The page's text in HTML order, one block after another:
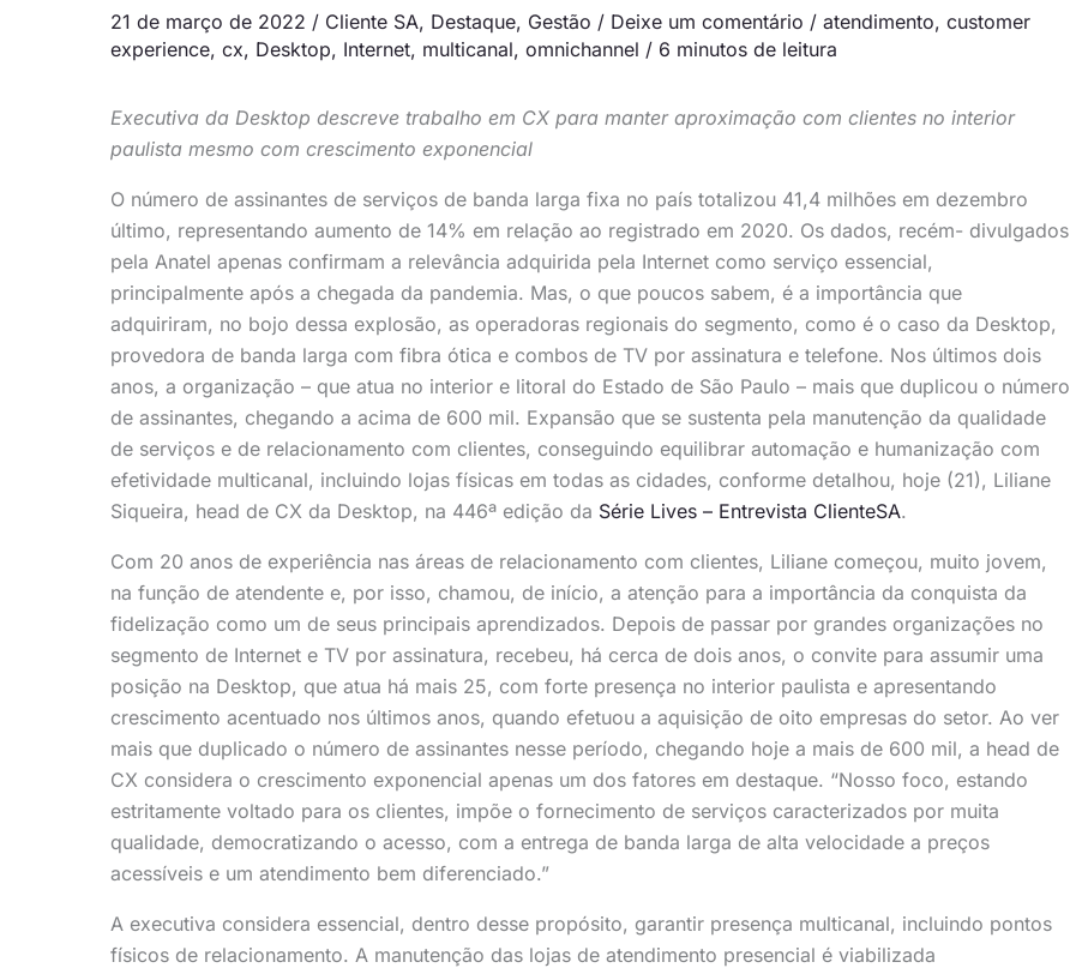
21 de março de 2022 / Cliente SA, Destaque, Gestão / Deixe um comentário / atendimento, customer
experience, cx, Desktop, Internet, multicanal, omnichannel / 6 minutos de leitura
Executiva da Desktop descreve trabalho em CX para manter aproximação com clientes no interior
paulista mesmo com crescimento exponencial
O número de assinantes de serviços de banda larga fixa no país totalizou 41,4 milhões em dezembro
último, representando aumento de 14% em relação ao registrado em 2020. Os dados, recém- divulgados
pela Anatel apenas confirmam a relevância adquirida pela Internet como serviço essencial,
principalmente após a chegada da pandemia. Mas, o que poucos sabem, é a importância que
adquiriram, no bojo dessa explosão, as operadoras regionais do segmento, como é o caso da Desktop,
provedora de banda larga com fibra ótica e combos de TV por assinatura e telefone. Nos últimos dois
anos, a organização – que atua no interior e litoral do Estado de São Paulo – mais que duplicou o número
de assinantes, chegando a acima de 600 mil. Expansão que se sustenta pela manutenção da qualidade
de serviços e de relacionamento com clientes, conseguindo equilibrar automação e humanização com
efetividade multicanal, incluindo lojas físicas em todas as cidades, conforme detalhou, hoje (21), Liliane
Siqueira, head de CX da Desktop, na 446ª edição da Série Lives – Entrevista ClienteSA.
Com 20 anos de experiência nas áreas de relacionamento com clientes, Liliane começou, muito jovem,
na função de atendente e, por isso, chamou, de início, a atenção para a importância da conquista da
fidelização como um de seus principais aprendizados. Depois de passar por grandes organizações no
segmento de Internet e TV por assinatura, recebeu, há cerca de dois anos, o convite para assumir uma
posição na Desktop, que atua há mais 25, com forte presença no interior paulista e apresentando
crescimento acentuado nos últimos anos, quando efetuou a aquisição de oito empresas do setor. Ao ver
mais que duplicado o número de assinantes nesse período, chegando hoje a mais de 600 mil, a head de
CX considera o crescimento exponencial apenas um dos fatores em destaque. “Nosso foco, estando
estritamente voltado para os clientes, impõe o fornecimento de serviços caracterizados por muita
qualidade, democratizando o acesso, com a entrega de banda larga de alta velocidade a preços
acessíveis e um atendimento bem diferenciado.”
A executiva considera essencial, dentro desse propósito, garantir presença multicanal, incluindo pontos
físicos de relacionamento. A manutenção das lojas de atendimento presencial é viabilizada